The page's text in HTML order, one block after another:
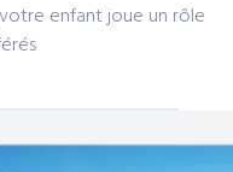
enfant joue un rôle